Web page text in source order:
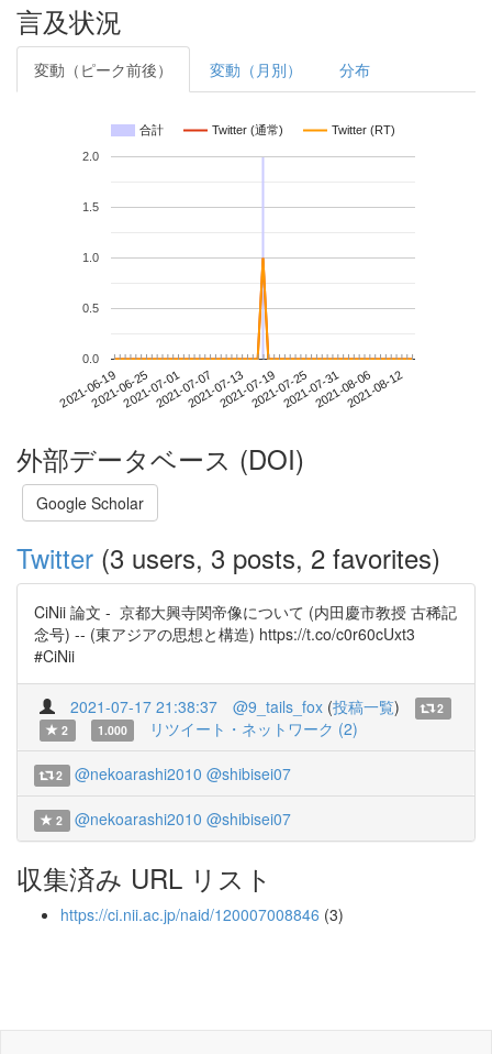
言及状況
変動（ピーク前後） 変動（月別） 分布
合計 Twitter (通常) Twitter (RT)
2021-06-192021-06-252021-07-012021-07-072021-07-132021-07-192021-07-252021-07-312021-08-062021-08-12
0.0
0.5
1.0
1.5
2.0
外部データベース (DOI)
Google Scholar
Twitter (3 users, 3 posts, 2 favorites)
CiNii 論文 - 京都大興寺関帝像について (内田慶市教授 古稀記
念号) -- (東アジアの思想と構造) https://t.co/c0r60cUxt3
#CiNii
2021-07-17 21:38:37 @9_tails_fox (投稿一覧)
2
2
1.000 リツイート・ネットワーク (2)
2 @nekoarashi2010 @shibisei07
2 @nekoarashi2010 @shibisei07
収集済み URL リスト
https://ci.nii.ac.jp/naid/120007008846 (3)